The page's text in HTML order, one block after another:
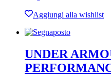
era:
è:
ha
varianti.
opzioni
possono
essere
Aggiungi alla wishlist
UNDER